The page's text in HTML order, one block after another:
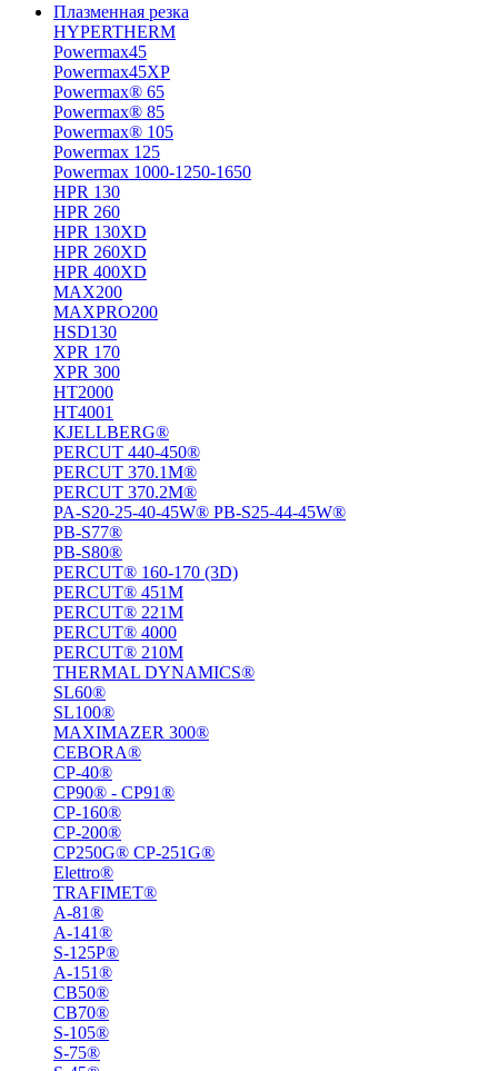
Плазменная резка
HYPERTHERM
Powermax45
Powermax45XP
Powermax® 65
Powermax® 85
Powermax® 105
Powermax 125
Powermax 1000-1250-1650
HPR 130
HPR 260
HPR 130XD
HPR 260XD
HPR 400XD
MAX200
MAXPRO200
HSD130
XPR 170
XPR 300
HT2000
HT4001
KJELLBERG®
PERCUT 440-450®
PERCUT 370.1M®
PERCUT 370.2M®
PA-S20-25-40-45W® PB-S25-44-45W®
PB-S77®
PB-S80®
PERCUT® 160-170 (3D)
PERCUT® 451M
PERCUT® 221М
PERCUT® 4000
PERCUT® 210M
THERMAL DYNAMICS®
SL60®
SL100®
MAXIMAZER 300®
CEBORA®
CP-40®
CP90® - СP91®
CP-160®
CP-200®
CP250G® CP-251G®
Elettro®
TRAFIMET®
A-81®
A-141®
S-125P®
A-151®
СВ50®
СВ70®
S-105®
S-75®